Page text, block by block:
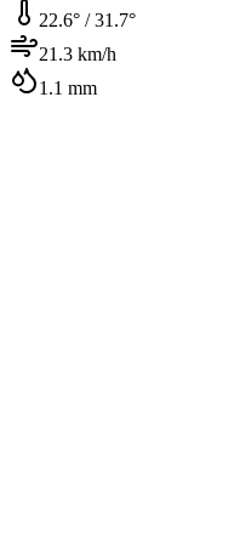
22.6° /31.7°
21.3 km/h
1.1 mm